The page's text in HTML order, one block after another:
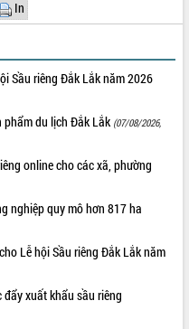
In
Sầu riêng Đắk Lắk năm 2026
phẩm du lịch Đắk Lắk (07/08/2026,
online cho các xã, phường
nghiệp quy mô hơn 817 ha
Lễ hội Sầu riêng Đắk Lắk năm
xuất khẩu sầu riêng